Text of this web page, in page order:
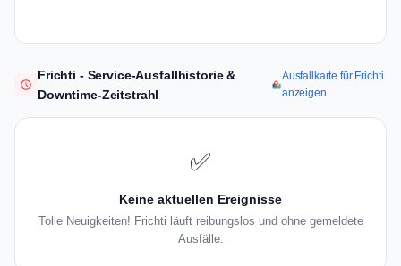
Frichti - Service-Ausfallhistorie &
Downtime-Zeitstrahl
Ausfallkarte für Frichti
anzeigen
✅
Keine aktuellen Ereignisse
Tolle Neuigkeiten! Frichti läuft reibungslos und ohne gemeldete
Ausfälle.